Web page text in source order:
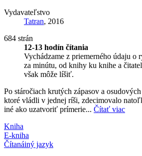
Vydavateľstvo
Tatran, 2016
684 strán
12-13 hodín čítania
Vychádzame z priemerného údaju o
za minútu, od knihy ku knihe a
však môže líšiť.
Po stáročiach krutých zápasov a
ktoré vládli v jednej ríši, zdecimovalo
iné ako uzatvoriť prímerie... Čítať viac
Kniha
E-kniha
Čítanáiný jazyk